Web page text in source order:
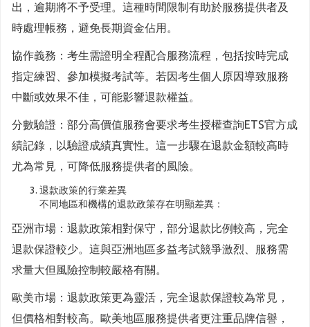
出，逾期將不予受理。這種時間限制有助於服務提供者及
時處理帳務，避免長期資金佔用。
協作義務：考生需證明全程配合服務流程，包括按時完成
指定練習、參加模擬考試等。若因考生個人原因導致服務
中斷或效果不佳，可能影響退款權益。
分數驗證：部分高價值服務會要求考生授權查詢ETS官方成
績記錄，以驗證成績真實性。這一步驟在退款金額較高時
尤為常見，可降低服務提供者的風險。
退款政策的行業差異
不同地區和機構的退款政策存在明顯差異：
亞洲市場：退款政策相對保守，部分退款比例較高，完全
退款保證較少。這與亞洲地區多益考試競爭激烈、服務需
求量大但風險控制較嚴格有關。
歐美市場：退款政策更為靈活，完全退款保證較為常見，
但價格相對較高。歐美地區服務提供者更注重品牌信譽，